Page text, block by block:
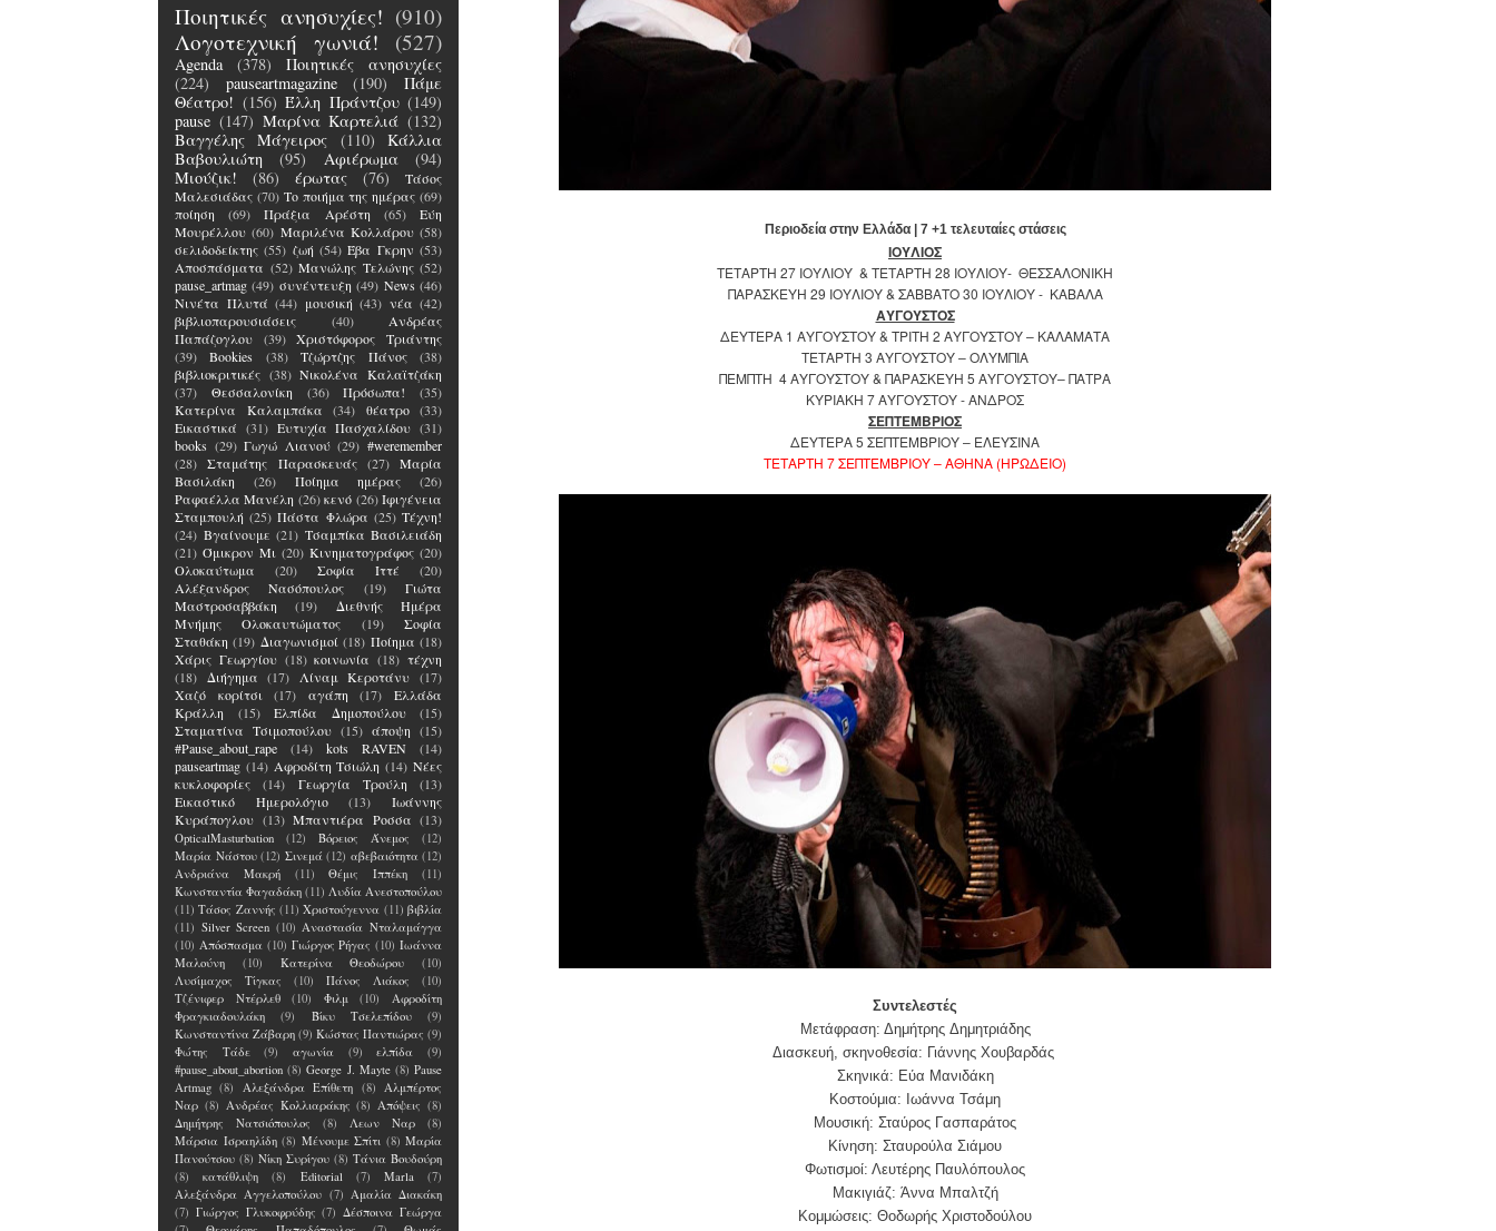
Περιοδεία στην Ελλάδα | 7 +1 τελευταίες στάσεις
ΙΟΥΛΙΟΣ
ΤΕΤΑΡΤΗ 27 ΙΟΥΛΙΟΥ & ΤΕΤΑΡΤΗ 28 ΙΟΥΛΙΟΥ- ΘΕΣΣΑΛΟΝΙΚΗ
ΠΑΡΑΣΚΕΥΗ 29 ΙΟΥΛΙΟΥ & ΣΑΒΒΑΤΟ 30 ΙΟΥΛΙΟΥ - ΚΑΒΑΛΑ
ΑΥΓΟΥΣΤΟΣ
ΔΕΥΤΕΡΑ 1 ΑΥΓΟΥΣΤΟΥ & ΤΡΙΤΗ 2 ΑΥΓΟΥΣΤΟΥ – ΚΑΛΑΜΑΤΑ
ΤΕΤΑΡΤΗ 3 ΑΥΓΟΥΣΤΟΥ – ΟΛΥΜΠΙΑ
ΠΕΜΠΤΗ 4 ΑΥΓΟΥΣΤΟΥ & ΠΑΡΑΣΚΕΥΗ 5 ΑΥΓΟΥΣΤΟΥ– ΠΑΤΡΑ
ΚΥΡΙΑΚΗ 7 ΑΥΓΟΥΣΤΟΥ - ΑΝΔΡΟΣ
ΣΕΠΤΕΜΒΡΙΟΣ
ΔΕΥΤΕΡΑ 5 ΣΕΠΤΕΜΒΡΙΟΥ – ΕΛΕΥΣΙΝΑ
ΤΕΤΑΡΤΗ 7 ΣΕΠΤΕΜΒΡΙΟΥ – ΑΘΗΝΑ (ΗΡΩΔΕΙΟ)
Συντελεστές
Μετάφραση: ΔημήτρηςΔημητριάδης
Διασκευή, σκηνοθεσία: ΓιάννηςΧουβαρδάς
Σκηνικά: Εύα Μανιδάκη
Κοστούμια: Ιωάννα Τσάμη
Μουσική: Σταύρος Γασπαράτος
Κίνηση: Σταυρούλα Σιάμου
Φωτισμοί: Λευτέρης Παυλόπουλος
Μακιγιάζ: Άννα Μπαλτζή
Κομμώσεις: Θοδωρής Χριστοδούλου
Ποιητικές ανησυχίες! (910)
Λογοτεχνική γωνιά!
(527)
Agenda (378)
Ποιητικές ανησυχίες
(224)
pauseartmagazine (190)
Πάμε
Θέατρο! (156) Έλλη Πράντζου (149)
pause (147) Μαρίνα Καρτελιά (132)
Βαγγέλης Μάγειρος
(110)
Κάλλια
Βαβουλιώτη
(95) Αφιέρωμα
(94)
Μιούζικ!
(86) έρωτας (76)
Τάσος
Μαλεσιάδας (70) Το ποιήμα της ημέρας (69)
ποίηση
(69) Πράξια Αρέστη (65)
Εύη
Μουρέλλου (60) Μαριλένα Κολλάρου (58)
σελιδοδείκτης (55) ζωή (54) Έβα Γκρην (53)
Αποσπάσματα (52) Μανώλης Τελώνης (52)
pause_artmag (49) συνέντευξη (49) News (46)
Νινέτα Πλυτά (44) μουσική (43) νέα (42)
βιβλιοπαρουσιάσεις
(40)
Ανδρέας
Παπάζογλου
(39)
Χριστόφορος Τριάντης
(39)
Bookies (38) Τζώρτζης Πάνος
(38)
βιβλιοκριτικές (38) Νικολένα Καλαϊτζάκη
(37)
Θεσσαλονίκη (36) Πρόσωπα!
(35)
Κατερίνα Καλαμπάκα
(34) θέατρο (33)
Εικαστικά (31) Ευτυχία Πασχαλίδου (31)
books (29) Γωγώ Λιανού (29) #weremember
(28) Σταμάτης Παρασκευάς (27) Μαρία
Βασιλάκη
(26) Ποίημα ημέρας
(26)
Ραφαέλλα Μανέλη (26) κενό (26) Ιφιγένεια
Σταμπουλή (25) Πάστα Φλώρα (25) Τέχνη!
(24) Βγαίνουμε (21) Τσαμπίκα Βασιλειάδη
(21) Όμικρον Μι (20) Κινηματογράφος (20)
Ολοκαύτωμα
(20) Σοφία Ιττέ
(20)
Αλέξανδρος Νασόπουλος
(19)
Γιώτα
Μαστροσαββάκη
(19)
Διεθνής Ημέρα
Μνήμης Ολοκαυτώματος
(19)
Σοφία
Σταθάκη (19) Διαγωνισμοί (18) Ποίημα (18)
Χάρις Γεωργίου (18) κοινωνία (18) τέχνη
(18)
Διήγημα (17) Λίναμ Κεροτάνυ (17)
Χαζό κορίτσι
(17) αγάπη (17)
Ελλάδα
Κράλλη
(15) Ελπίδα Δημοπούλου
(15)
Σταματίνα Τσιμοπούλου (15) άποψη (15)
#Pause_about_rape
(14) kots RAVEN
(14)
pauseartmag (14) Αφροδίτη Τσιώλη (14) Νέες
κυκλοφορίες
(14) Γεωργία Τρούλη
(13)
Εικαστικό Ημερολόγιο
(13)
Ιωάννης
Κυράπογλου (13) Μπαντιέρα Ροσσα (13)
OpticalMasturbation (12) Βόρειος Άνεμος
(12)
Μαρία Νάστου (12) Σινεμά (12) αβεβαιότητα (12)
Ανδριάνα Μακρή
(11) Θέμις Ιππέκη
(11)
Κωνσταντία Φαγαδάκη (11) Λυδία Ανεστοπούλου
(11) Τάσος Ζαννής (11) Χριστούγεννα (11) βιβλία
(11) Silver Screen (10) Αναστασία Νταλαμάγγα
(10) Απόσπασμα (10) Γιώργος Ρήγας (10) Ιωάννα
Μαλούνη
(10) Κατερίνα Θεοδώρου
(10)
Λυσίμαχος Τίγκας
(10) Πάνος Λιάκος
(10)
Τζένιφερ Ντέρλεθ
(10) Φιλμ (10)
Αφροδίτη
Φραγκιαδουλάκη
(9) Βίκυ Τσελεπίδου
(9)
Κωνσταντίνα Ζάβαρη (9) Κώστας Παντιώρας (9)
Φώτης Τάδε
(9) αγωνία (9) ελπίδα
(9)
#pause_about_abortion (8) George J. Mayte (8) Pause
Artmag (8) Αλεξάνδρα Επίθετη (8) Αλμπέρτος
Ναρ (8) Ανδρέας Κολλιαράκης (8) Απόψεις (8)
Δημήτρης Νατσιόπουλος
(8) Λεων Ναρ
(8)
Μάρσια Ισραηλίδη (8) Μένουμε Σπίτι (8) Μαρία
Πανούτσου (8) Νίκη Συρίγου (8) Τάνια Βουδούρη
(8)
κατάθλιψη (8) Editorial (7) Marla
(7)
Αλεξάνδρα Αγγελοπούλου (7) Αμαλία Διακάκη
(7) Γιώργος Γλυκοφρύδης (7) Δέσποινα Γεώργα